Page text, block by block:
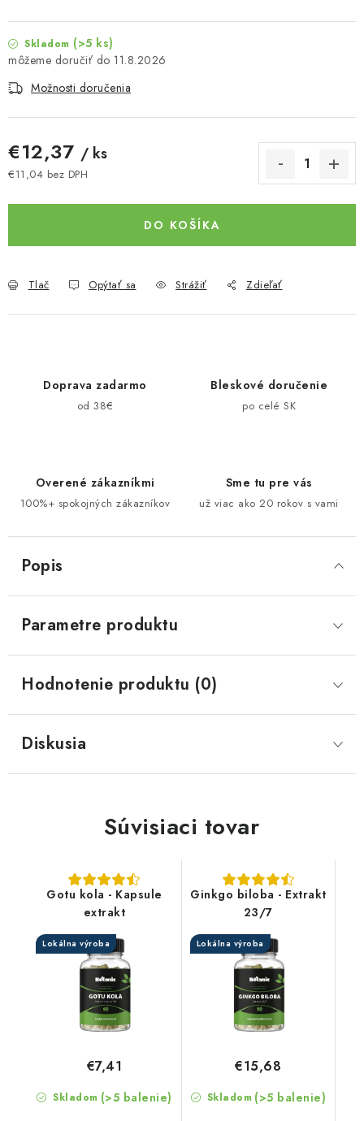
Skladom (>5 ks)
11.8.2026
Možnosti doručenia
€12,37 / ks
€11,04 bez DPH
DO KOŠÍKA
Tlač Opýtať sa Strážiť Zdieľať
Doprava zadarmo
od 38€
Bleskové doručenie
po celé SK
Overené zákazníkmi
100%+ spokojných zákazníkov
Sme tu pre vás
už viac ako 20 rokov s vami
Popis
Parametre produktu
Hodnotenie produktu (0)
Diskusia
Súvisiaci tovar
Gotu kola - Kapsule
extrakt
Lokálna výroba
Skladom (>5 balenie)
€7,41
Ginkgo biloba - Extrakt
23/7
Lokálna výroba
Skladom (>5 balenie)
€15,68